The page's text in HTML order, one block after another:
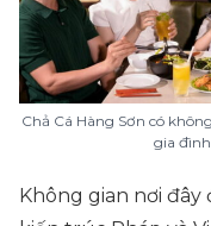
Chả Cá Hàng Sơn có
gia
Không gian nơi